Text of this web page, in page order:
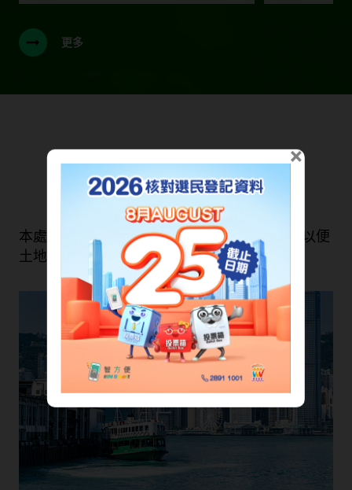
更多
我們的服務
本處旨在維持一套快捷有效的土地註冊制度，以便
土地交易有秩序地進行
×